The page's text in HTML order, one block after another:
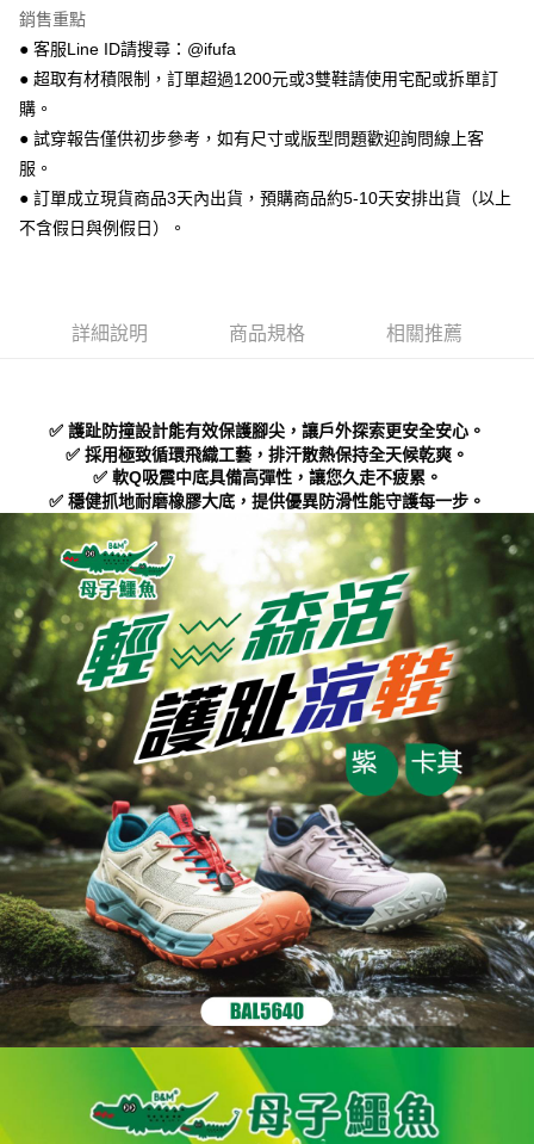
相關說明
【關於「AFTEE先享後付」】
AFTEE先享後付是「在收到商品之後才付款」的支付方式。 讓您購物簡單
１．簡單：不需註冊會員、不需綁卡、不需儲值。
２．便利：只要手機號碼，簡訊認證，即可結帳。
３．安心：先確認商品／服務後，再付款。
【「AFTEE先享後付」結帳流程】
１．於結帳方式選擇「AFTEE先享後付」後，將跳轉至「AFTEE先享後付」
※ 請注意：結帳手續完成當下不需立刻繳費，但若您需要取消訂單，請聯絡
客戶支援中心」https://netprotections.freshdesk.com/support/home
【注意事項】
１．透過由恩沛科技股份有限公司提供之「AFTEE先享後付」服務完成之交
易，需依本服務之必要範圍內提供個人資料，並將交易相關給付款項請求債
權轉讓予恩沛科技股份有限公司。
２．關於個人資料處理事宜，請瀏覽以下網址：
https://aftee.tw/terms/#terms3
３．未成年的使用者請事先徵得法定代理人或監護人之同意方可使用
「AFTEE先享後付」，若未經同意申辦者引起之損失，本公司不負相關責
任。
４．使用「AFTEE先享後付」時，將依據個別帳號之用戶狀況，依本公司即
時審查核予不同之上限額度；若仍有額度不足之情形，本公司將視審查結果
請求用戶進行身份認證。
５．嚴禁一人註冊多個帳號或使用他人資訊註冊。若發現惡意使用之情形，
恩沛科技股份有限公司將有權停止該用戶之使用額度並採取法律行動。
ATM付款
運送方式
全家 取貨付款
每筆NT$70，滿NT$999(含以上)免運費
付款後 全家取貨
每筆NT$70，滿NT$999(含以上)免運費
新竹物流宅配
每筆NT$90，滿NT$999(含以上)免運費
海外宅配 查看運費
銷售重點
● 客服Line ID請搜尋：@ifufa
● 超取有材積限制，訂單超過1200元或3雙鞋請使用宅配或拆單訂
購。
● 試穿報告僅供初步參考，如有尺寸或版型問題歡迎詢問線上客
服。
● 訂單成立現貨商品3天內出貨，預購商品約5-10天安排出貨（以上
不含假日與例假日）。
詳細說明 商品規格 相關推薦
✅ 護趾防撞設計能有效保護腳尖，讓戶外探索更安全安心。
✅ 採用極致循環飛織工藝，排汗散熱保持全天候乾爽。
✅ 軟Q吸震中底具備高彈性，讓您久走不疲累。
✅ 穩健抓地耐磨橡膠大底，提供優異防滑性能守護每一步。